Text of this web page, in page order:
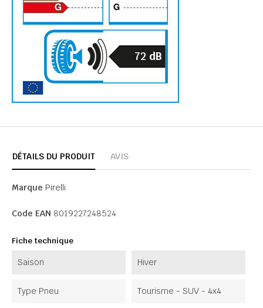
72 dB
DÉTAILS DU PRODUIT AVIS
Marque Pirelli
Code EAN 8019227248524
Fiche technique
Saison Hiver
Type Pneu Tourisme - SUV - 4x4